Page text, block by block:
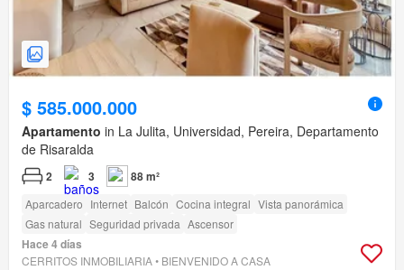
$ 585.000.000
Apartamento in La Julita, Universidad, Pereira, Departamento
de Risaralda
2 3 88 m²
Aparcadero Internet Balcón Cocina integral Vista panorámica
Gas natural Seguridad privada Ascensor
Hace 4 días
CERRITOS INMOBILIARIA • BIENVENIDO A CASA